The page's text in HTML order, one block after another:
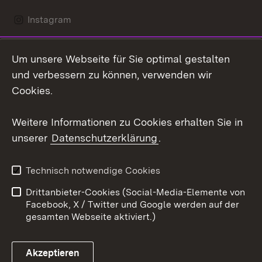
Instagram
Mastodon
Youtube
Link zum Landesportal
Kontakt
Datenschutz
Barrierefreiheit
Impressum Cookies
Um unsere Webseite für Sie optimal gestalten
und verbessern zu können, verwenden wir
Cookies.
Weitere Informationen zu Cookies erhalten Sie in
unserer Datenschutzerklärung.
Technisch notwendige Cookies
Drittanbieter-Cookies (Social-Media-Elemente von
Facebook, X / Twitter und Google werden auf der
gesamten Webseite aktiviert.)
Akzeptieren